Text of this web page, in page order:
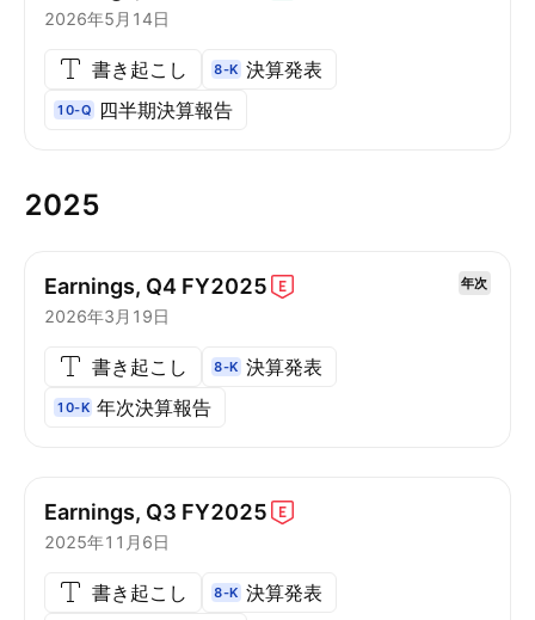
2026年5月14日
書き起こし 8-K 決算発表
10-Q 四半期決算報告
2025
Earnings, Q4 FY2025 年次
2026年3月19日
書き起こし 8-K 決算発表
10-K 年次決算報告
Earnings, Q3 FY2025
2025年11月6日
書き起こし 8-K 決算発表